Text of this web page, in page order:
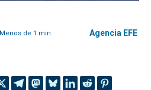
Menos de 1 min. Agencia EFE